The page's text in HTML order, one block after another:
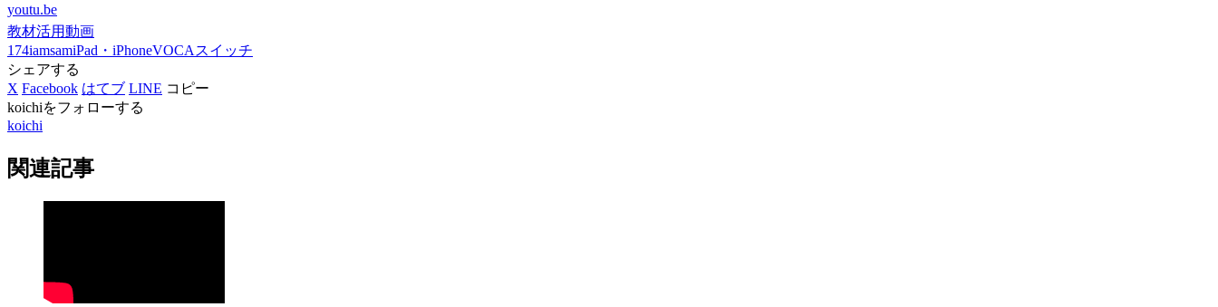
youtu.be
教材活用動画
174iamsamiPad・iPhoneVOCA スイッチ
シェアする
X Facebook はてブ LINE コピー
koichiをフォローする
koichi
関連記事